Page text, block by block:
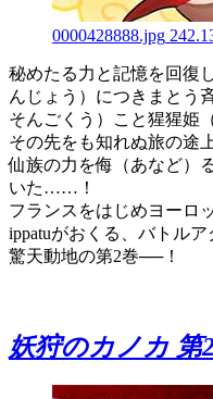
0000428888.jpg
秘めたる力と記憶を回復
んじょう）につきまとう
そんごくう）こと猩猩姫
その先をも知れぬ旅の途
仙族の力を侮（あなど）
いた……！
フランスをはじめヨーロ
ippatuがおくる、バトルア
驚天動地の第2巻──！
妖狩のカノカ 第